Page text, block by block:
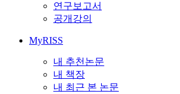
연구보고서
공개강의
MyRISS
내 추천논문
내 책장
내 최근 본 논문